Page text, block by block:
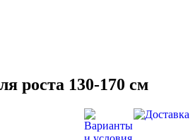
роста 130-170 см